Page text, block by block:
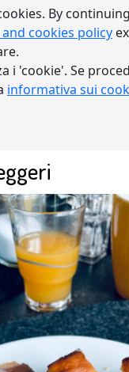
By
cookies policy
i 'cookie'. Se
informativa sui